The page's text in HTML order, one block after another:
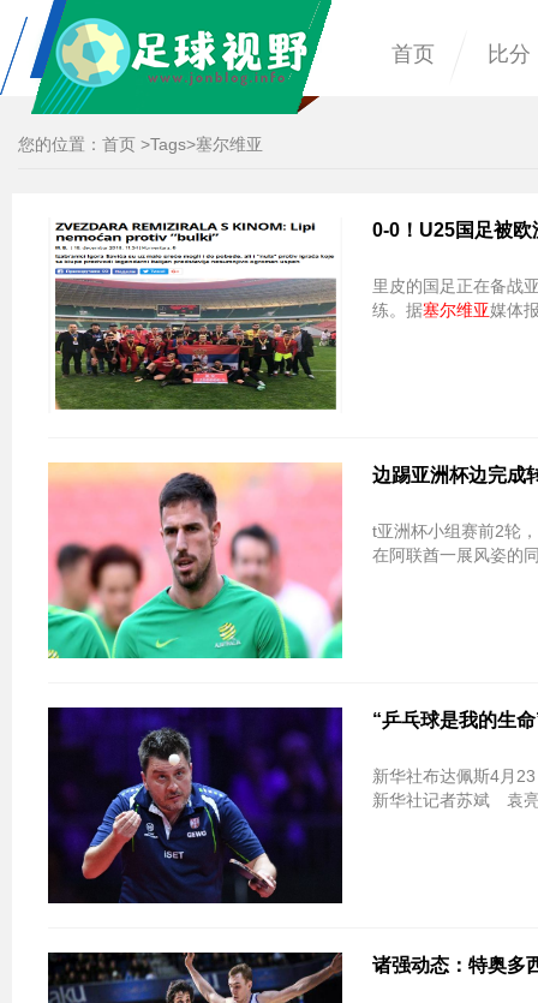
首页 比分
您的位置： 首页 >Tags>塞尔维亚
0-0！U25国足被
里皮的国足正在备战
练。据塞尔维亚媒体
边踢亚洲杯边完成
t亚洲杯小组赛前2轮
在阿联酋一展风姿的
“乒乓球是我的生
新华社布达佩斯4月
新华社记者苏斌 袁亮
诸强动态：特奥多